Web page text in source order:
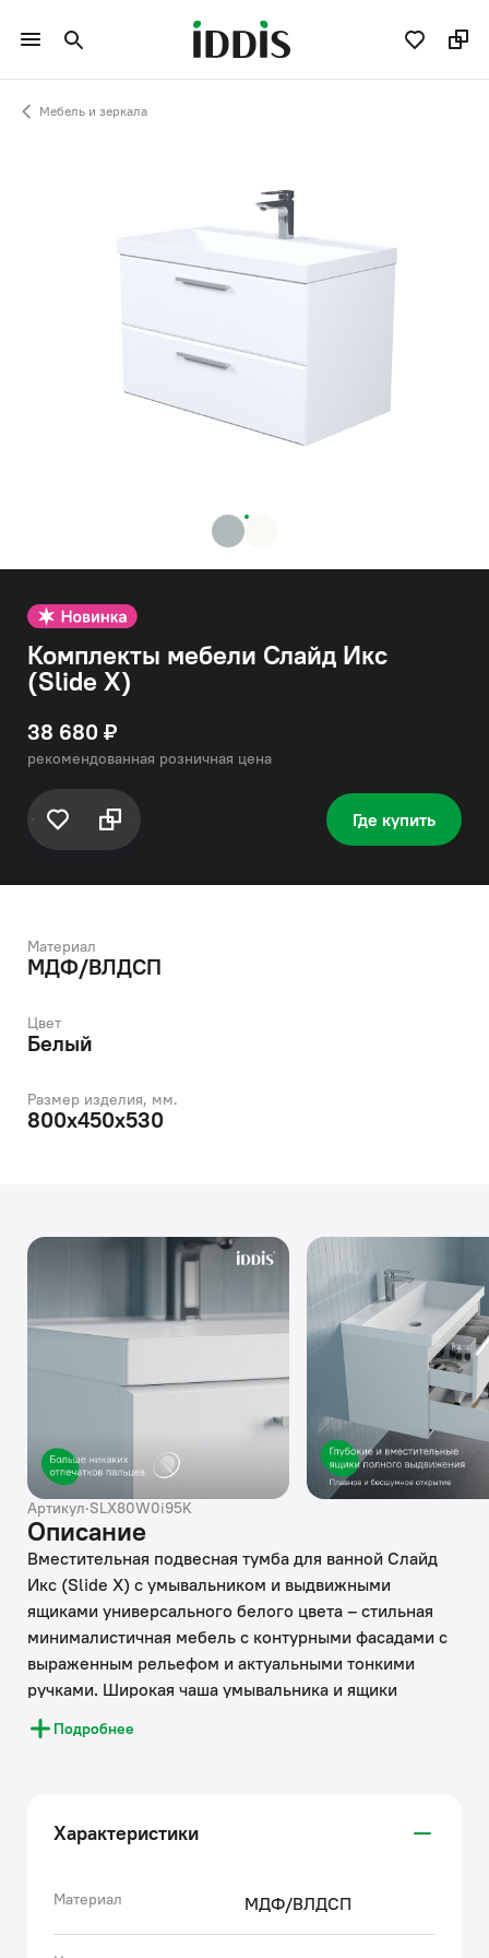
Мебель и зеркала
Комплекты мебели Слайд Икс
(Slide X)
38 680 ₽
рекомендованная розничная цена
Где купить
Материал
МДФ/ВЛДСП
Цвет
Белый
Размер изделия, мм.
800х450х530
Артикул·SLX80W0i95K
Описание
Вместительная подвесная тумба для ванной Слайд
Икс (Slide X) с умывальником и выдвижными
ящиками универсального белого цвета – стильная
минималистичная мебель с контурными фасадами с
выраженным рельефом и актуальными тонкими
ручками. Широкая чаша умывальника и ящики
большой вместимости с фирменными боковинами из
пластика добавляют практичности и комфорта в
• Материал фасадов – МВД с покрытием матовой
влагостойкой ПВХ-плёнкой. Она разработана для
и сохранит первоначальный вид мебели надолго (при
оставляет отпечатков пальцев, легко моется,
Подробнее
Характеристики
Материал МДФ/ВЛДСП